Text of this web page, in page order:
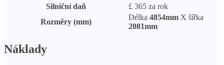
Silniční daň
£ 365 za rok
Rozměry (mm)
Délka 4854mm X šířka
2081mm
Náklady